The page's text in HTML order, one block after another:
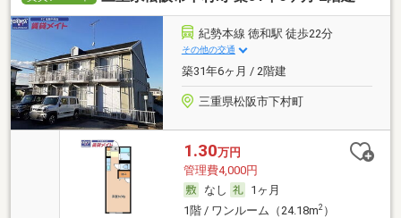
紀勢本線 徳和駅 徒歩22分
その他の交通
築31年6ヶ月 / 2階建
三重県松阪市下村町
1.30万円
管理費4,000円
なし
1ヶ月
1階 / ワンルーム（24.18m2）